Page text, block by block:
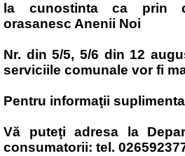
la cunostinta ca prin
orasanesc Anenii Noi
Nr. din 5/5, 5/6 din 12
serviciile comunale vor fi
Pentru informaţii
Vă puteţi adresa la
consumatorii: tel.